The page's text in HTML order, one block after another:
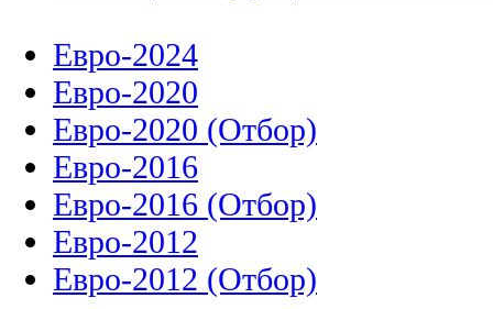
Евро-2024
Евро-2020
Евро-2020 (Отбор)
Евро-2016
Евро-2016 (Отбор)
Евро-2012
Евро-2012 (Отбор)